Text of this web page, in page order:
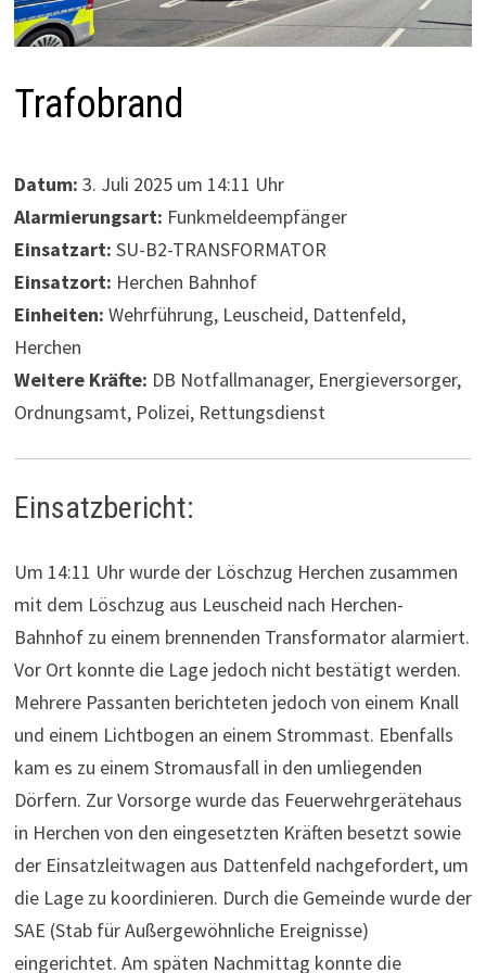
Trafobrand
Datum: 3. Juli 2025 um 14:11 Uhr
Alarmierungsart: Funkmeldeempfänger
Einsatzart: SU-B2-TRANSFORMATOR
Einsatzort: Herchen Bahnhof
Einheiten: Wehrführung, Leuscheid, Dattenfeld,
Herchen
Weitere Kräfte: DB Notfallmanager, Energieversorger,
Ordnungsamt, Polizei, Rettungsdienst
Einsatzbericht:
Um 14:11 Uhr wurde der Löschzug Herchen zusammen
mit dem Löschzug aus Leuscheid nach Herchen-
Bahnhof zu einem brennenden Transformator alarmiert.
Vor Ort konnte die Lage jedoch nicht bestätigt werden.
Mehrere Passanten berichteten jedoch von einem Knall
und einem Lichtbogen an einem Strommast. Ebenfalls
kam es zu einem Stromausfall in den umliegenden
Dörfern. Zur Vorsorge wurde das Feuerwehrgerätehaus
in Herchen von den eingesetzten Kräften besetzt sowie
der Einsatzleitwagen aus Dattenfeld nachgefordert, um
die Lage zu koordinieren. Durch die Gemeinde wurde der
SAE (Stab für Außergewöhnliche Ereignisse)
eingerichtet. Am späten Nachmittag konnte die